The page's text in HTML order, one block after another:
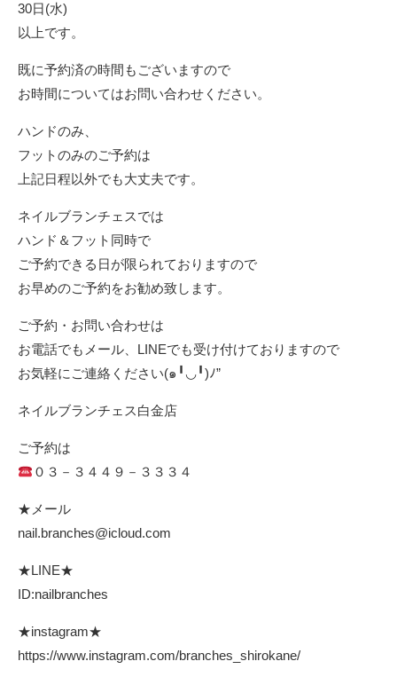
30日(水)
以上です。
既に予約済の時間もございますので
お時間についてはお問い合わせください。
ハンドのみ、
フットのみのご予約は
上記日程以外でも大丈夫です。
ネイルブランチェスでは
ハンド＆フット同時で
ご予約できる日が限られておりますので
お早めのご予約をお勧め致します。
ご予約・お問い合わせは
お電話でもメール、LINEでも受け付けておりますので
お気軽にご連絡ください(๑╹◡╹)ﾉ”
ネイルブランチェス白金店
ご予約は
０３－３４４９－３３３４
★メール
nail.branches@icloud.com
★LINE★
ID:nailbranches
★instagram★
https://www.instagram.com/branches_shirokane/